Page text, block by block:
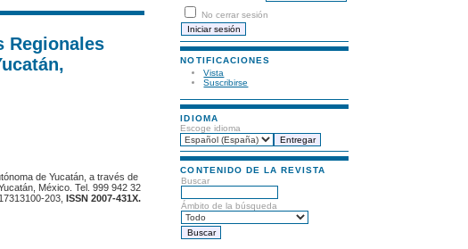
No cerrar sesión
NOTIFICACIONES
Vista
Suscribirse
IDIOMA
Escoge idioma
CONTENIDO DE LA REVISTA
Buscar
Ámbito de la búsqueda
Regionales
de Yucatán, a través de
México. Tel. 999 942 32
203,ISSN 2007-431X.